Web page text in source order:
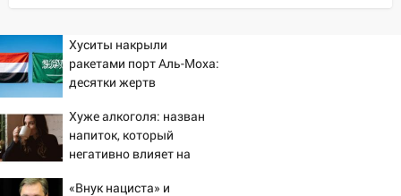
области днем 9 августа
05:05
День, когда всё может
измениться: гороскоп на 9 августа —
три знака получат шанс, который нельзя
упустить
08.08.2026
20:10
Во время урагана в Ульяновске на
Хуситы накрыли
ракетами порт Аль-Моха:
десятки жертв
Хуже алкоголя: назван
напиток, который
негативно влияет на
его каждый день
«Внук нациста» и